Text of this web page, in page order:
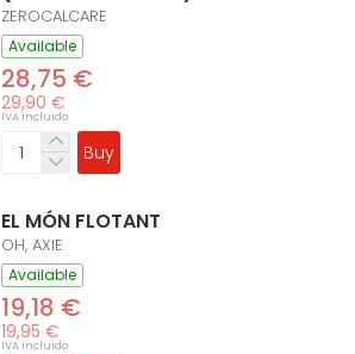
ZEROCALCARE
Available
28,75 €
29,90 €
IVA incluido
Buy
EL MÓN FLOTANT
OH, AXIE
Available
19,18 €
19,95 €
IVA incluido